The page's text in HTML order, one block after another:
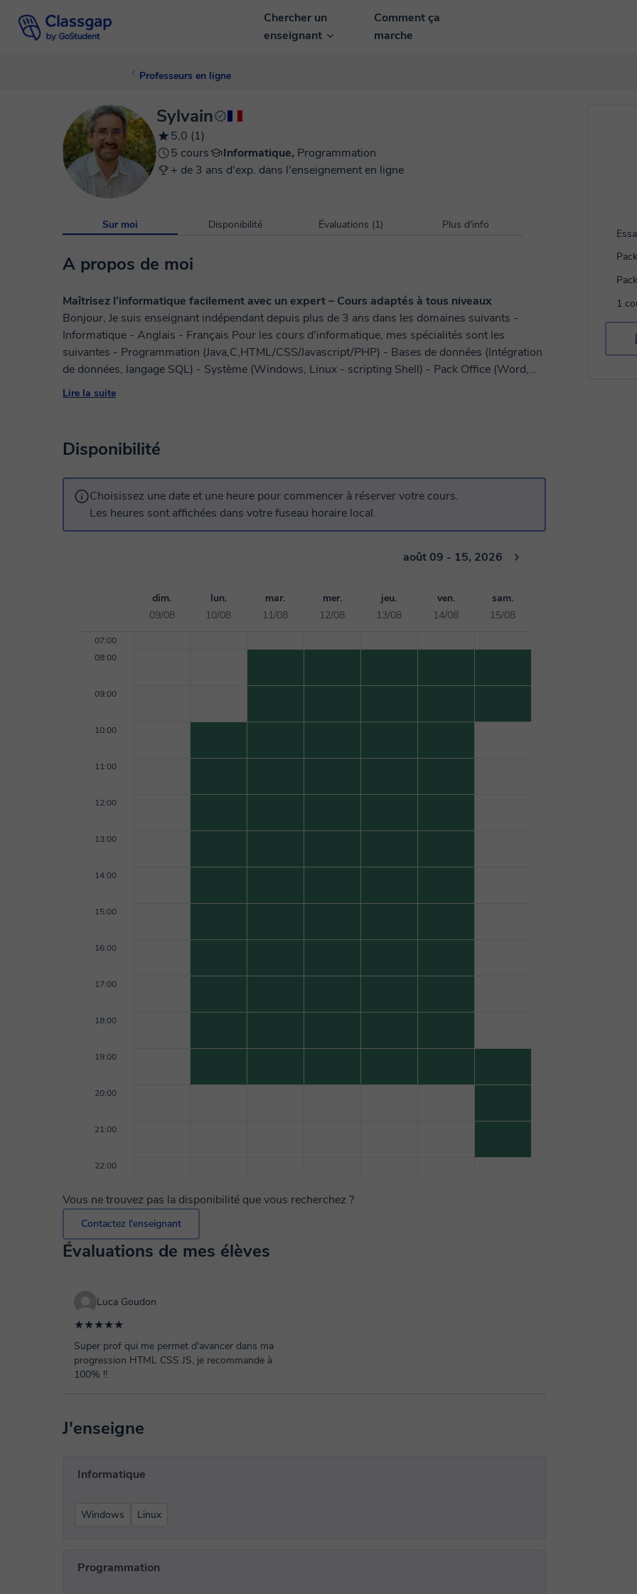
Chercher un
enseignant
Comment ça
marche
Professeurs en ligne
1
Sylvain
5,0 (1)
5 cours
Informatique, Programmation
+ de 3 ans d'exp. dans l'enseignement en ligne
Sur moi Disponibilité Évaluations (1) Plus d'info
A propos de moi
Maîtrisez l’informatique facilement avec un expert – Cours adaptés à tous niveaux
Bonjour, Je suis enseignant indépendant depuis plus de 3 ans dans les domaines suivants -
Informatique - Anglais - Français Pour les cours d'informatique, mes spécialités sont les
suivantes - Programmation (Java,C,HTML/CSS/Javascript/PHP) - Bases de données (Intégration
de données, langage SQL) - Système (Windows, Linux - scripting Shell) - Pack Office (Word,
Excel, Powerpoint) Pour les cours d'Anglais, je peux vous donner des cours de grammaire et
documents (Rapport de stage, ...)
Lire la suite
Disponibilité
Choisissez une date et une heure pour commencer à réserver votre cours.
Les heures sont affichées dans votre fuseau horaire local.
août 09 - 15, 2026
dim.
09/08
lun.
10/08
mar.
11/08
mer.
12/08
jeu.
13/08
ven.
14/08
sam.
15/08
07:00
08:00
09:00
10:00
11:00
12:00
13:00
14:00
15:00
16:00
17:00
18:00
19:00
20:00
21:00
22:00
Vous ne trouvez pas la disponibilité que vous recherchez ?
Contactez l'enseignant
Évaluations de mes élèves
Luca Goudon
★★★★★
Super prof qui me permet d'avancer dans ma
progression HTML CSS JS, je recommande à
100% !!
J'enseigne
Informatique
Windows Linux
Programmation